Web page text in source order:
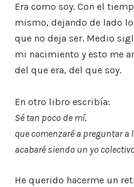
Era como soy. Con el
mismo, dejando de lado
que no deja ser. Medio
mi nacimiento y esto me
del que era, del que soy.
En otro libro escribía:
Sé tan poco de mí,
que comenzaré a preguntar a
acabaré siendo un yo
He querido hacerme un